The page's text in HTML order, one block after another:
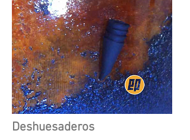
Deshuesaderos